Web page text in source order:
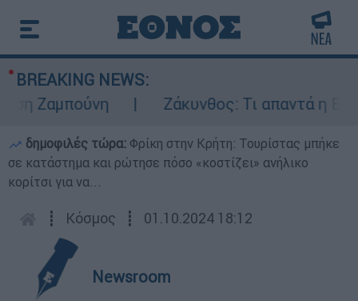
BREAKING NEWS:
Ζαμπούνη
Ζάκυνθος: Τι απαντά η
δημοφιλές τώρα: Φρίκη στην Κρήτη: Τουρίστας μπήκε
σε κατάστημα και ρώτησε πόσο «κοστίζει» ανήλικο
κορίτσι για να...
┋ Κόσμος ┋ 01.10.2024 18:12
Newsroom